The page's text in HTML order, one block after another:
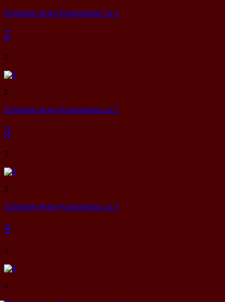
Schreibe einen Kommentar zu 1
2
2
2
Schreibe einen Kommentar zu 2
3
3
3
Schreibe einen Kommentar zu 3
4
4
4